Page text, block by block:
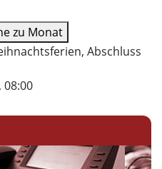
zu Monat
Abschluss
08:00